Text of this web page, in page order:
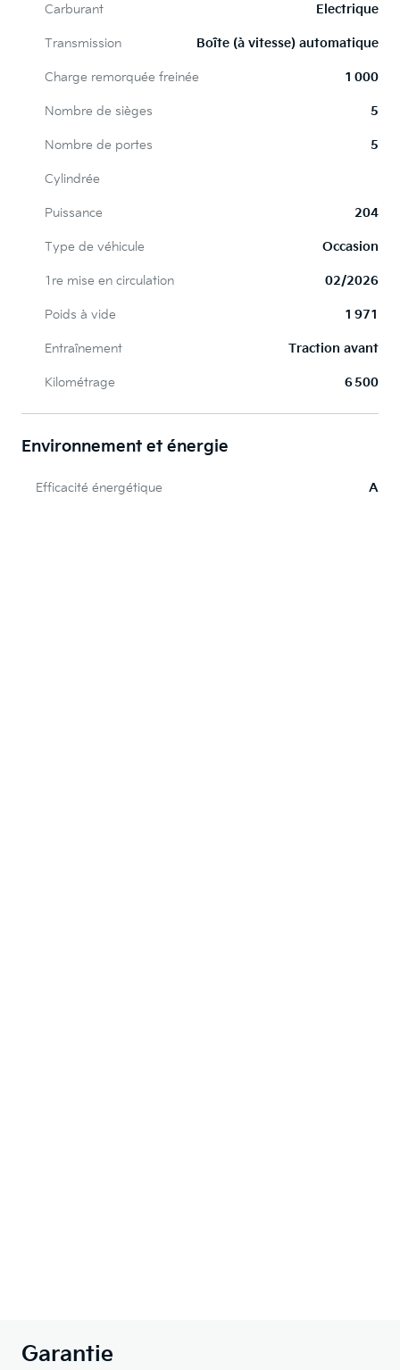
Carburant Electrique
Transmission Boîte (à vitesse) automatique
Charge remorquée freinée 1 000
Nombre de sièges 5
Nombre de portes 5
Cylindrée
Puissance 204
Type de véhicule Occasion
1re mise en circulation 02/2026
Poids à vide 1 971
Entraînement Traction avant
Kilométrage 6 500
Environnement et énergie
Efficacité énergétique A
Garantie